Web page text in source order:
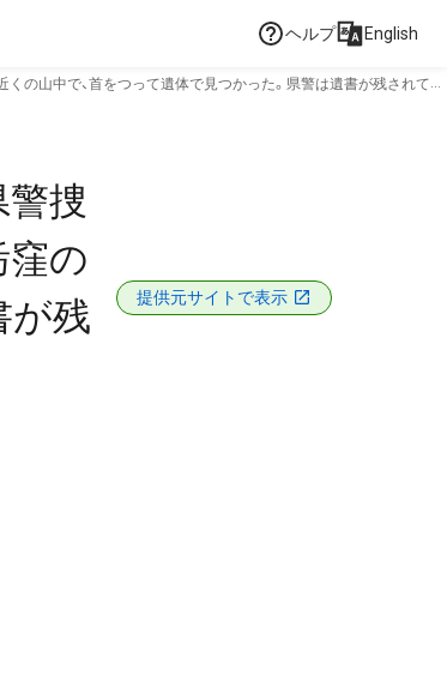
ヘルプ English
の山中で、首をつって遺体で見つかった。県警は遺書が残されてい
捜
窪の
が残
提供元サイトで表示